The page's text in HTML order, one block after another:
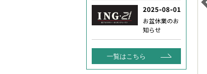
一覧はこちら